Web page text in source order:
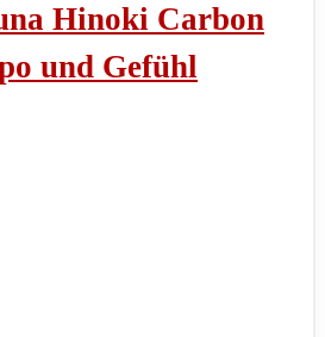
Hinoki Carbon
und Gefühl